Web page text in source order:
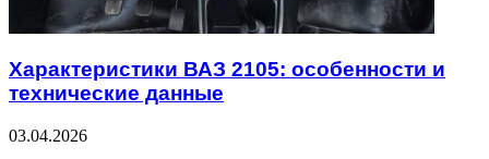
Характеристики ВАЗ 2105: особенности и
технические данные
03.04.2026